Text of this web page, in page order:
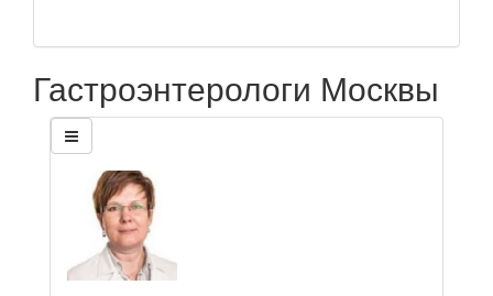
Гастроэнтерологи Москвы